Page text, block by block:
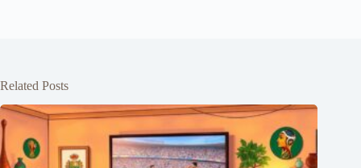
Related Posts